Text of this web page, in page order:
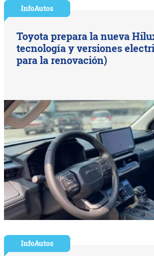
InfoAutos
Toyota prepara la nueva
tecnología y versiones
para la renovación)
InfoAutos